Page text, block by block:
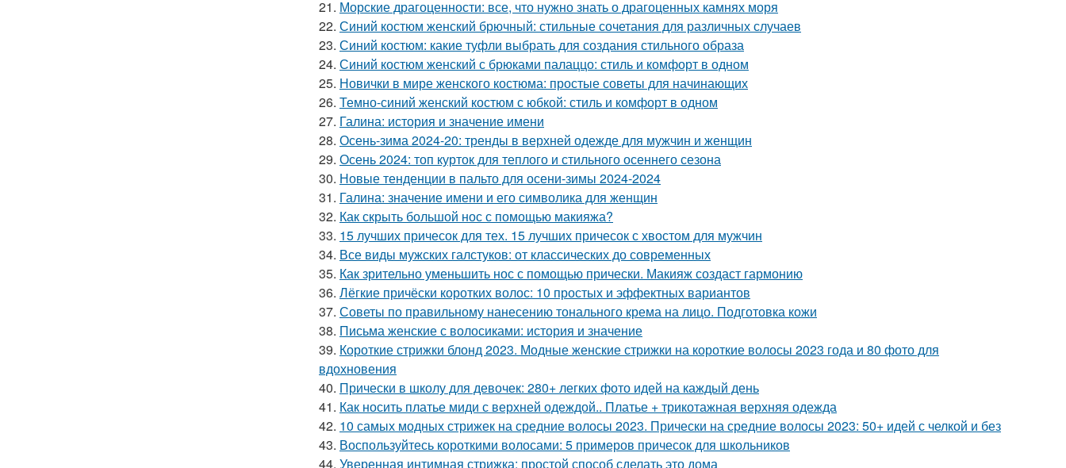
21. Морские драгоценности: все, что нужно знать о драгоценных камнях моря
22. Синий костюм женский брючный: стильные сочетания для различных случаев
23. Синий костюм: какие туфли выбрать для создания стильного образа
24. Синий костюм женский с брюками палаццо: стиль и комфорт в одном
25. Новички в мире женского костюма: простые советы для начинающих
26. Темно-синий женский костюм с юбкой: стиль и комфорт в одном
27. Галина: история и значение имени
28. Осень-зима 2024-20: тренды в верхней одежде для мужчин и женщин
29. Осень 2024: топ курток для теплого и стильного осеннего сезона
30. Новые тенденции в пальто для осени-зимы 2024-2024
31. Галина: значение имени и его символика для женщин
32. Как скрыть большой нос с помощью макияжа?
33. 15 лучших причесок для тех. 15 лучших причесок с хвостом для мужчин
34. Все виды мужских галстуков: от классических до современных
35. Как зрительно уменьшить нос с помощью прически. Макияж создаст гармонию
36. Лёгкие причёски коротких волос: 10 простых и эффектных вариантов
37. Советы по правильному нанесению тонального крема на лицо. Подготовка кожи
38. Письма женские с волосиками: история и значение
39. Короткие стрижки блонд 2023. Модные женские стрижки на короткие волосы 2023 года и 80 фото для
вдохновения
40. Прически в школу для девочек: 280+ легких фото идей на каждый день
41. Как носить платье миди с верхней одеждой.. Платье + трикотажная верхняя одежда
42. 10 самых модных стрижек на средние волосы 2023. Прически на средние волосы 2023: 50+ идей с челкой и без
43. Воспользуйтесь короткими волосами: 5 примеров причесок для школьников
44. Уверенная интимная стрижка: простой способ сделать это дома